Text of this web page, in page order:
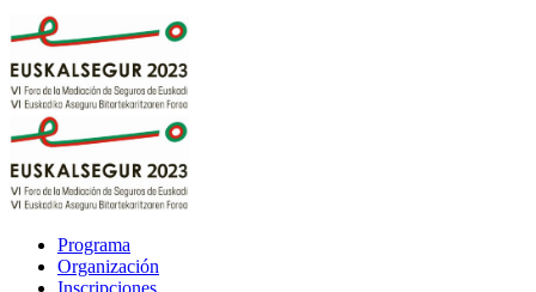
Programa
Organización
Inscripciones